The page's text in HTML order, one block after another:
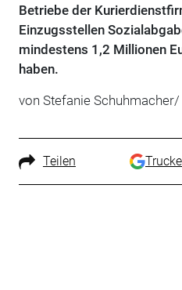
Betriebe der
Einzugsstellen
mindestens 1,2 Millionen
haben.
von Stefanie Schuhmacher/
Teilen